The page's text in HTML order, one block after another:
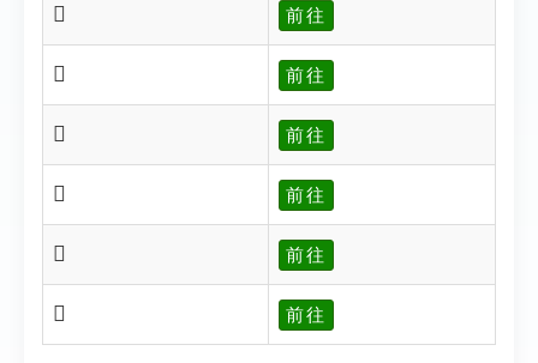
𤂽 前往
𤂾 前往
𤂿 前往
𤃀 前往
𤃁 前往
𤃂 前往